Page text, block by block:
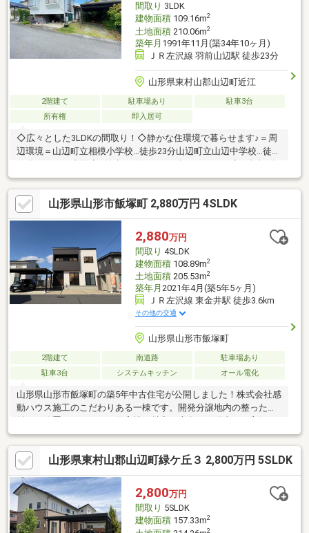
間取り 3LDK
建物面積109.16m2
土地面積210.06m2
築年月 1991年11月(築34年10ヶ月)
ＪＲ左沢線 羽前山辺駅 徒歩23分
山形県東村山郡山辺町近江
2階建て 駐車場あり
駐車3台
所有権
即入居可
◇広々とした3LDKの間取り！◇静かな住環境で暮らせます♪＝周
辺環境＝山辺町立相模小学校…徒歩23分山辺町立山辺中学校…徒歩
ツルハドラッグ山辺店…徒歩23分相模郵便局…徒歩10分
山形県山形市飯塚町 2,880万円 4SLDK
2,880万円
間取り 4SLDK
建物面積108.89m2
土地面積205.53m2
築年月 2021年4月(築5年5ヶ月)
ＪＲ左沢線 東金井駅 徒歩3.6km
その他の交通
山形県山形市飯塚町
2階建て 南道路
駐車場あり
駐車3台
システムキッチン オール電化
山形県山形市飯塚町の築5年中古住宅が公開しました！株式会社感
動ハウス施工のこだわりある一棟です。開発分譲地内の整った街
リビングには床暖房を完備し、冬でも快適に過ごせます。オール
電化住宅で光熱費の管理もしやすく、主寝室にはWICを備え収納
も充実。カーポート2台分、他駐車スペースと外物置も自転車置き
場付きです。全居室エアコン設置済みで初期費用も抑えられま
す。
山形県東村山郡山辺町緑ケ丘３ 2,800万円 5SLDK
2,800万円
間取り 5SLDK
建物面積157.33m2
2